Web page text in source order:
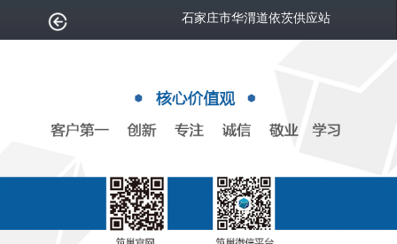
石家庄市华渭道依茨供应站